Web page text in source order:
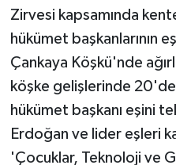
Zirvesi kapsamında
hükümet başkanlarının
Çankaya Köşkü'nde
köşke gelişlerinde
hükümet başkanı eşini
Erdoğan ve lider eşleri
'Çocuklar, Teknoloji ve